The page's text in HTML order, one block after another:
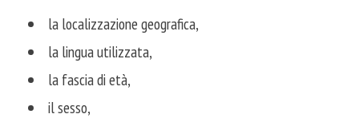
studio
la localizzazione geografica,
la lingua utilizzata,
la fascia di età,
il sesso,